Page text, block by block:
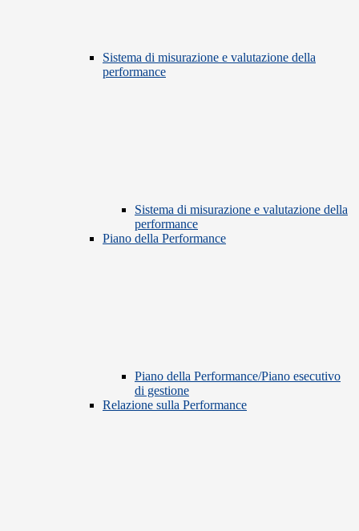
Sistema di misurazione e valutazione della
performance
Sistema di misurazione e valutazione della
performance
Piano della Performance
Piano della Performance/Piano esecutivo
di gestione
Relazione sulla Performance